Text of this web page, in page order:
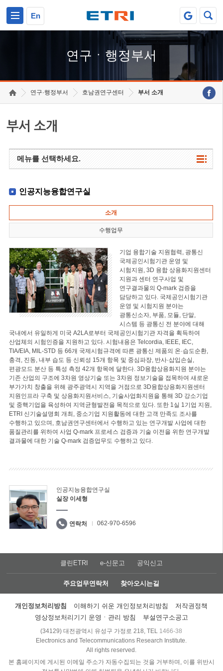
En
연구ㆍ행정부서
연구·행정부서 호남권연구센터 부서 소개
부서 소개
메뉴를 선택하세요.
인공지능융합연구실
소개
수행업무
기업 융합기술 지원협력, 광통신
국제공인시험기관 운영 및
시험지원, 3D 융합 상용화지원센터
지원과 센터 연구사업 및
연구결과물의 Q-mark 검증을
담당하고 있다. 국제공인시험기관
운영 및 시험지원 분야는
광통신소자, 부품, 모듈, 단말,
시스템 등 광통신 전 분야에 대해
국내에서 유일하게 미국 A2LA로부터 국제공인시험기관 자격을 획득하여
산업체의 시험인증을 지원하고 있다. 시험내용은 Telcordia, IEEE, IEC,
TIA/EIA, MIL-STD 등 66개 국제시험규격에 따른 광통신 제품의 온·습도순환,
충격, 진동, 내부 습도 등 신뢰성 15개 항목 및 중심파장, 반사·삽입손실,
편광모드 분산 등 특성 측정 42개 항목에 달한다. 3D융합상용화지원 분야는
기존 산업의 구조에 3차원 영상기술 또는 3차원 정보기술을 접목하여 새로운
부가가치 창출을 위해 광주광역시 지역을 거점으로 3D융합상용화지원센터
지원인프라 구축 및 상용화지원서비스, 기술사업화지원을 통해 3D 강소기업
및 중핵기업을 육성하여 지역균형발전을 목적으로 있다. 또한 1실 1기업 지원,
ETRI 신기술설명회 개최, 중소기업 지원활동에 대한 고객 만족도 조사를
수행하고 있으며, 호남권연구센터에서 수행하고 있는 연구개발 사업에 대한
품질관리를 위하여 사업 Q-mark 프로세스 검증과 기술 이전을 위한 연구개발
결과물에 대한 기술 Q-mark 검증업무도 수행하고 있다.
인공지능융합연구실
실장 이세형
연락처 062-970-6596
클린ETRI e-신문고 공익신고
주요업무연락처 찾아오시는길
개인정보처리방침 이해하기 쉬운 개인정보처리방침
저작권정책
영상정보처리기기 운영ㆍ관리 방침
부설연구소공고
(34129) 대전광역시 유성구 가정로 218, TEL 1466-38
Electronics and Telecommunications Research Institute.
All rights reserved.
본 홈페이지에 게시된 이메일 주소가 자동수집되는 것을 거부하며, 이를 위반시